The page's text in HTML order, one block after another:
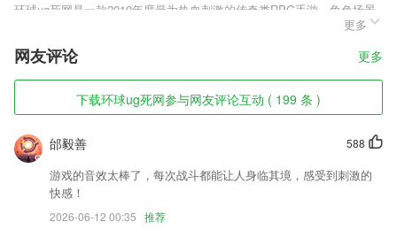
环球ug死网是一款2019年度最为热血刺激的传奇类RPG手游，角色场景
刻画的淋漓尽致，力致给玩家们端游般的传奇体验，玩家将扮演大陆上的
英雄勇者，你可以选择核心的战斗职业，不同职业拥有完全不同的技能和
招式，完美复刻经典声效，多元化的养成系统，让你战力爆表，散人单职
业传奇高爆版手游最新版v1.0.1带你重回热血厮杀的年代。
环球ug死网软件特色
1,【英语派对】找群好友来，只用英语聊世界
2,极简风格界面，界面清爽简洁，享受舒适阅读体验；
3,随身错题本和学习笔记。
4,家庭作业小助手
更多
网友评论 更多
下载环球ug死网参与网友评论互动 ( 199 条 )
588
邰毅善
游戏的音效太棒了，每次战斗都能让人身临其境，感受到刺激的
快感！
2026-06-12 00:35 推荐